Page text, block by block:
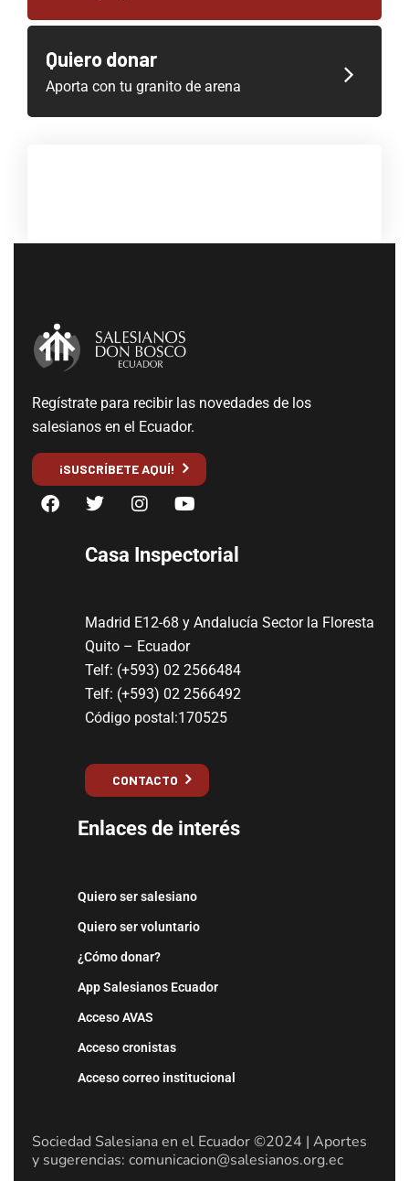
Quiero donar
Aporta con tu granito de arena
Regístrate para recibir las novedades de los
salesianos en el Ecuador.
¡SUSCRÍBETE AQUÍ!
Casa Inspectorial
Madrid E12-68 y Andalucía Sector la Floresta
Quito – Ecuador
Telf: (+593) 02 2566484
Telf: (+593) 02 2566492
Código postal:170525
CONTACTO
Enlaces de interés
Quiero ser salesiano
Quiero ser voluntario
¿Cómo donar?
App Salesianos Ecuador
Acceso AVAS
Acceso cronistas
Acceso correo institucional
Sociedad Salesiana en el Ecuador ©2024 | Aportes
y sugerencias: comunicacion@salesianos.org.ec